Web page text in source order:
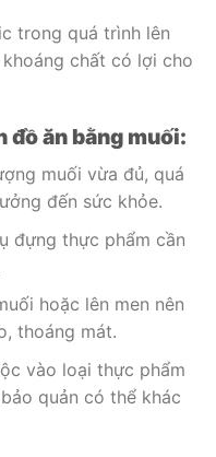
trong quá trình lên
chất có lợi cho
đồ ăn bằng muối:
muối vừa đủ, quá
đến sức khỏe.
đựng thực phẩm cần
hoặc lên men nên
thoáng mát.
vào loại thực phẩm
quản có thể khác